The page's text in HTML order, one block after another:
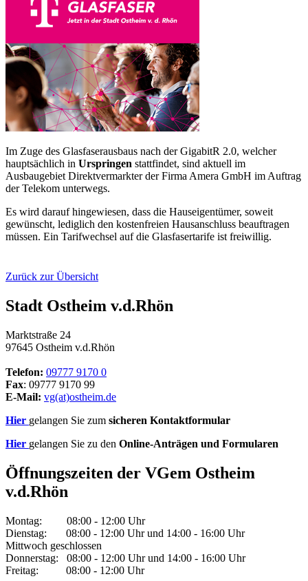
Im Zuge des Glasfaserausbaus nach der GigabitR 2.0, welcher
hauptsächlich in Urspringen stattfindet, sind aktuell im
Ausbaugebiet Direktvermarkter der Firma Amera GmbH im Auftrag
der Telekom unterwegs.
Es wird darauf hingewiesen, dass die Hauseigentümer, soweit
gewünscht, lediglich den kostenfreien Hausanschluss beauftragen
müssen. Ein Tarifwechsel auf die Glasfasertarife ist freiwillig.
Zurück zur Übersicht
Stadt Ostheim v.d.Rhön
Marktstraße 24
97645 Ostheim v.d.Rhön
Telefon: 09777 9170 0
Fax: 09777 9170 99
E-Mail: vg(at)ostheim.de
Hier gelangen Sie zum sicheren Kontaktformular
Hier gelangen Sie zu den Online-Anträgen und Formularen
Öffnungszeiten der VGem Ostheim
v.d.Rhön
Montag: 08:00 - 12:00 Uhr
Dienstag: 08:00 - 12:00 Uhr und 14:00 - 16:00 Uhr
Mittwoch geschlossen
Donnerstag: 08:00 - 12:00 Uhr und 14:00 - 16:00 Uhr
Freitag: 08:00 - 12:00 Uhr